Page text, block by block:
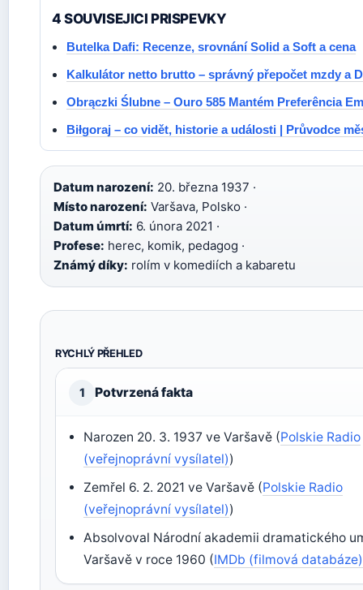
4 SOUVISEJICI PRISPEVKY
Butelka Dafi: Recenze, srovnání Solid a Soft a cena
Kalkulátor netto brutto – správný přepočet mzdy a
Obrączki Ślubne – Ouro 585 Mantém Preferência
Biłgoraj – co vidět, historie a události | Průvodce
Datum narození: 20. března 1937 ·
Místo narození: Varšava, Polsko ·
Datum úmrtí: 6. února 2021 ·
Profese: herec, komik, pedagog ·
Známý díky: rolím v komediích a kabaretu
RYCHLÝ PŘEHLED
1 Potvrzená fakta
Narozen 20. 3. 1937 ve Varšavě (Polskie Radio
(veřejnoprávní vysílatel))
Zemřel 6. 2. 2021 ve Varšavě (Polskie Radio
(veřejnoprávní vysílatel))
Absolvoval Národní akademii dramatického
Varšavě v roce 1960 (IMDb (filmová databáze)